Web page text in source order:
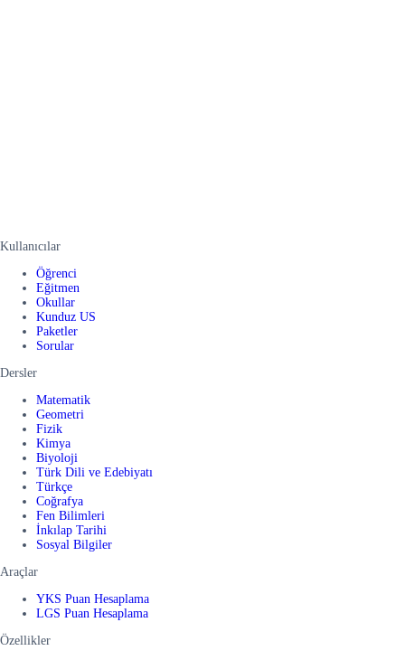
Kullanıcılar
Öğrenci
Eğitmen
Okullar
Kunduz US
Paketler
Sorular
Dersler
Matematik
Geometri
Fizik
Kimya
Biyoloji
Türk Dili ve Edebiyatı
Türkçe
Coğrafya
Fen Bilimleri
İnkılap Tarihi
Sosyal Bilgiler
Araçlar
YKS Puan Hesaplama
LGS Puan Hesaplama
Özellikler